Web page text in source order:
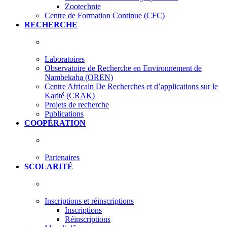
Zootechnie
Centre de Formation Continue (CFC)
RECHERCHE
Laboratoires
Observatoire de Recherche en Environnement de
Nambekaha (OREN)
Centre Africain De Recherches et d’applications sur le
Karité (CRAK)
Projets de recherche
Publications
COOPÉRATION
Partenaires
SCOLARITÉ
Inscriptions et réinscriptions
Inscriptions
Réinscriptions